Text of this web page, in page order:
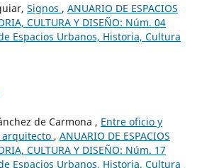
Signos , ANUARIO DE ESPACIOS
CULTURA Y DISEÑO: Núm. 04
Espacios Urbanos, Historia, Cultura
de Carmona , Entre oficio y
, ANUARIO DE ESPACIOS
CULTURA Y DISEÑO: Núm. 17
Espacios Urbanos, Historia, Cultura